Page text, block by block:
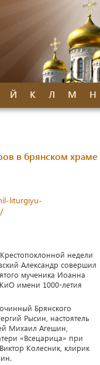
Й К Л М Н
в брянском храме
liturgiyu-
недели
Александр совершил
мученика Иоанна
имени 1000-летия
Брянского
Рысин, настоятель
Михаил Агешин,
«Всецарица» при
Колесник, клирик